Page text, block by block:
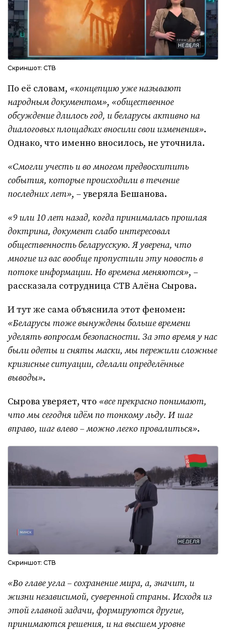
Скриншот: СТВ
По её словам, «концепцию уже называют
народным документом», «общественное
обсуждение длилось год, и беларусы активно на
диалоговых площадках вносили свои изменения».
Однако, что именно вносилось, не уточнила.
«Смогли учесть и во многом предвосхитить
события, которые происходили в течение
последних лет», – уверяла Бешанова.
«9 или 10 лет назад, когда принималась прошлая
доктрина, документ слабо интересовал
общественность беларусскую. Я уверена, что
многие из вас вообще пропустили эту новость в
потоке информации. Но времена меняются», –
рассказала сотрудница СТВ Алёна Сырова.
И тут же сама объяснила этот феномен:
«Беларусы тоже вынуждены больше времени
уделять вопросам безопасности. За это время у нас
были одеты и сняты маски, мы пережили сложные
кризисные ситуации, сделали определённые
выводы».
Сырова уверяет, что «все прекрасно понимают,
что мы сегодня идём по тонкому льду. И шаг
вправо, шаг влево – можно легко провалиться».
Скриншот: СТВ
«Во главе угла – сохранение мира, а, значит, и
жизни независимой, суверенной страны. Исходя из
этой главной задачи, формируются другие,
принимаются решения, и на высшем уровне